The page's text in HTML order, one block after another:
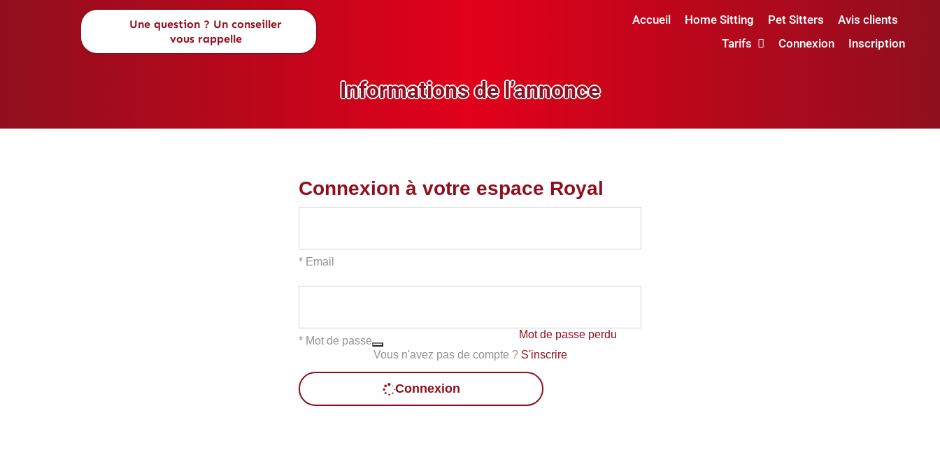
Une question ? Un conseiller
vous rappelle
Accueil Home Sitting Pet Sitters
Avis clients
Tarifs
Connexion Inscription
Informations de l’annonce
Connexion à votre espace Royal
* Email
* Mot de passe
Connexion
Mot de passe perdu
Vous n'avez pas de compte ? S'inscrire